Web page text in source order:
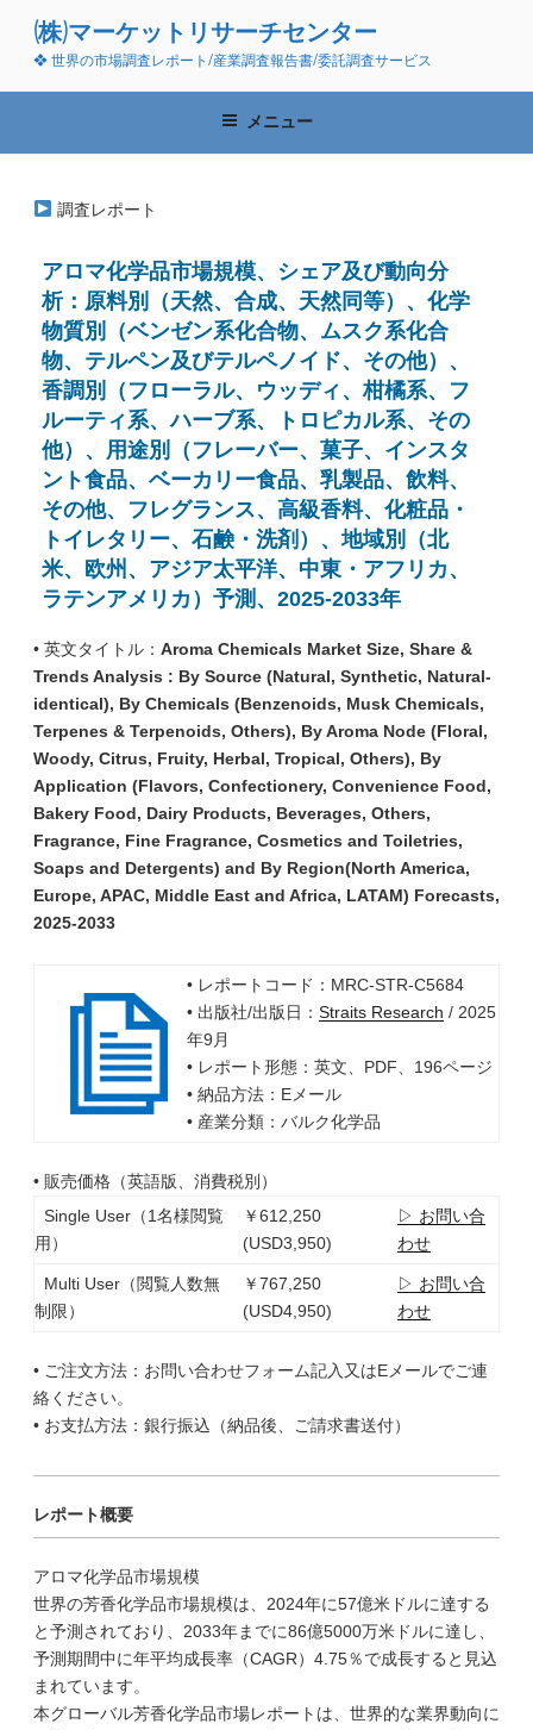
ン
(株)マーケットリサーチセンター
❖ 世界の市場調査レポート/産業調査報告書/委託調査サービス
メニュー
調査レポート
アロマ化学品市場規模、シェア及び動向分
析：原料別（天然、合成、天然同等）、化学
物質別（ベンゼン系化合物、ムスク系化合
物、テルペン及びテルペノイド、その他）、
香調別（フローラル、ウッディ、柑橘系、フ
ルーティ系、ハーブ系、トロピカル系、その
他）、用途別（フレーバー、菓子、インスタ
ント食品、ベーカリー食品、乳製品、飲料、
その他、フレグランス、高級香料、化粧品・
トイレタリー、石鹸・洗剤）、地域別（北
米、欧州、アジア太平洋、中東・アフリカ、
ラテンアメリカ）予測、2025-2033年
• 英文タイトル： Aroma Chemicals Market Size, Share &
Trends Analysis : By Source (Natural, Synthetic, Natural-
identical), By Chemicals (Benzenoids, Musk Chemicals,
Terpenes & Terpenoids, Others), By Aroma Node (Floral,
Woody, Citrus, Fruity, Herbal, Tropical, Others), By
Application (Flavors, Confectionery, Convenience Food,
Bakery Food, Dairy Products, Beverages, Others,
Fragrance, Fine Fragrance, Cosmetics and Toiletries,
Soaps and Detergents) and By Region(North America,
Europe, APAC, Middle East and Africa, LATAM) Forecasts,
2025-2033
• レポートコード：MRC-STR-C5684
• 出版社/出版日： Straits Research / 2025
年9月
• レポート形態：英文、PDF、196ページ
• 納品方法：Eメール
• 産業分類：バルク化学品
• 販売価格（英語版、消費税別）
Single User（1名様閲覧
用）
￥612,250
(USD3,950)
▷ お問い合
わせ
Multi User（閲覧人数無
制限）
￥767,250
(USD4,950)
▷ お問い合
わせ
• ご注文方法：お問い合わせフォーム記入又はEメールでご連
絡ください。
• お支払方法：銀行振込（納品後、ご請求書送付）
レポート概要
アロマ化学品市場規模
世界の芳香化学品市場規模は、2024年に57億米ドルに達する
と予測されており、2033年までに86億5000万米ドルに達し、
予測期間中に年平均成長率（CAGR）4.75％で成長すると見込
まれています。
本グローバル芳香化学品市場レポートは、世界的な業界動向に